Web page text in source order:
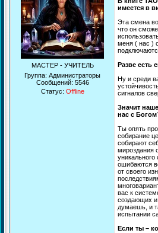
МАСТЕР - УЧИТЕЛЬ
Группа: Администраторы
Сообщений: 5546
Статус: Offline
имеется в
Эта смена
что он
меня ( нас )
Разве есть
Ну и среди
сигналов
Значит
нас с
Ты опять
собирание
собирают
мироздания
ошибаются
от своего
вас к
создающих и
думаешь, и
испытании
Если ты –